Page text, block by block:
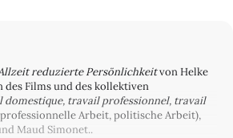
reduzierte Persönlichkeitvon Helke
des Films und des kollektiven
domestique, travail professionnel, travail
Arbeit, politische Arbeit),
Maud Simonet..